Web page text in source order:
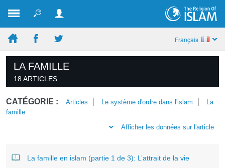
Français
LA FAMILLE
18 ARTICLES
CATÉGORIE : Articles Le système d'ordre dans l'islam
La
famille
Afficher les données sur l'article
La famille en islam (partie 1 de 3): L’attrait de la vie